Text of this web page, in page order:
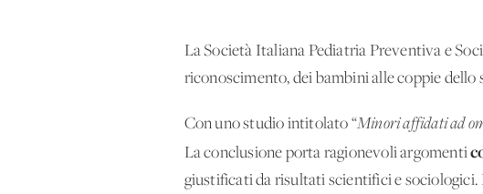
La Società Italiana Pediatria Preventiva e
riconoscimento, dei bambini alle coppie dello
Con uno studio intitolato “Minori affidati ad
La conclusione porta ragionevoli argomenti
giustificati da risultati scientifici e sociologici.